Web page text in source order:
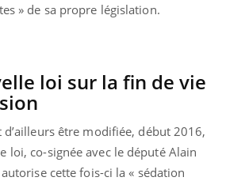
» de sa propre législation.
loi sur la fin de vie
être modifiée, début 2016,
loi, co-signée avec le député Alain
autorise cette fois-ci la « sédation